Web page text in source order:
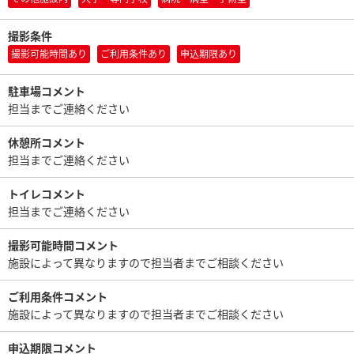
撮影条件
撮影可能時間あり ご利用条件あり 申込期限あり
駐車場コメント
担当までご連絡ください
休憩所コメント
担当までご連絡ください
トイレコメント
担当までご連絡ください
撮影可能時間コメント
施設によって異なりますので担当者までご相談ください
ご利用条件コメント
施設によって異なりますので担当者までご相談ください
申込期限コメント